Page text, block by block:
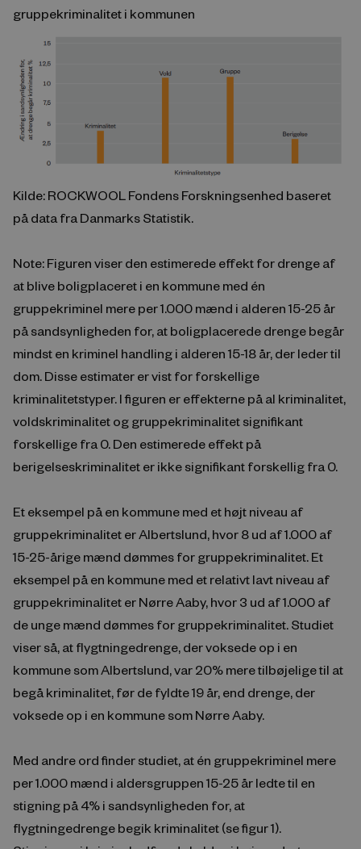
gruppekriminalitet i kommunen
Kilde: ROCKWOOL Fondens Forskningsenhed baseret
på data fra Danmarks Statistik.
Note: Figuren viser den estimerede effekt for drenge af
at blive boligplaceret i en kommune med én
gruppekriminel mere per 1.000 mænd i alderen 15-25 år
på sandsynligheden for, at boligplacerede drenge begår
mindst en kriminel handling i alderen 15-18 år, der leder til
dom. Disse estimater er vist for forskellige
kriminalitetstyper. I figuren er effekterne på al kriminalitet,
voldskriminalitet og gruppekriminalitet signifikant
forskellige fra 0. Den estimerede effekt på
berigelseskriminalitet er ikke signifikant forskellig fra 0.
Et eksempel på en kommune med et højt niveau af
gruppekriminalitet er Albertslund, hvor 8 ud af 1.000 af
15-25-årige mænd dømmes for gruppekriminalitet. Et
eksempel på en kommune med et relativt lavt niveau af
gruppekriminalitet er Nørre Aaby, hvor 3 ud af 1.000 af
de unge mænd dømmes for gruppekriminalitet. Studiet
viser så, at flygtningedrenge, der voksede op i en
kommune som Albertslund, var 20% mere tilbøjelige til at
begå kriminalitet, før de fyldte 19 år, end drenge, der
voksede op i en kommune som Nørre Aaby.
Med andre ord finder studiet, at én gruppekriminel mere
per 1.000 mænd i aldersgruppen 15-25 år ledte til en
stigning på 4% i sandsynligheden for, at
flygtningedrenge begik kriminalitet (se figur 1).